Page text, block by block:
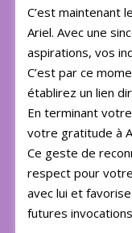
C’est maintenant
Ariel. Avec une
aspirations, vos
C’est par ce
établirez un lien
En terminant
votre gratitude à
Ce geste de
respect pour
avec lui et
futures